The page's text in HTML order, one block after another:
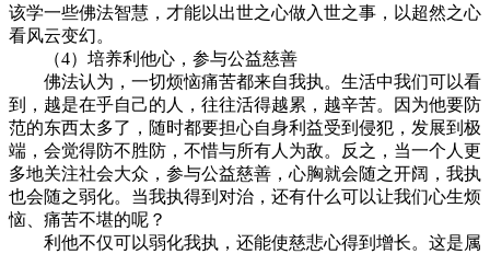
该学一些佛法智慧，才能以出世之心做入世之事，以超然之心
看风云变幻。
（4）培养利他心，参与公益慈善
佛法认为，一切烦恼痛苦都来自我执。生活中我们可以看
到，越是在乎自己的人，往往活得越累，越辛苦。因为他要防
范的东西太多了，随时都要担心自身利益受到侵犯，发展到极
端，会觉得防不胜防，不惜与所有人为敌。反之，当一个人更
多地关注社会大众，参与公益慈善，心胸就会随之开阔，我执
也会随之弱化。当我执得到对治，还有什么可以让我们心生烦
恼、痛苦不堪的呢？
利他不仅可以弱化我执，还能使慈悲心得到增长。这是属